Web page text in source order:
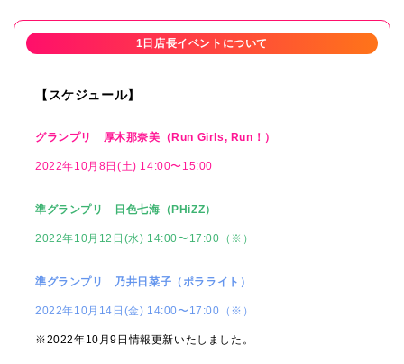
1日店長イベントについて
【スケジュール】
グランプリ 厚木那奈美（Run Girls, Run！）
2022年10月8日(土) 14:00〜15:00
準グランプリ 日色七海（PHiZZ）
2022年10月12日(水) 14:00〜17:00（※）
準グランプリ 乃井日菜子（ポラライト）
2022年10月14日(金) 14:00〜17:00（※）
※2022年10月9日情報更新いたしました。